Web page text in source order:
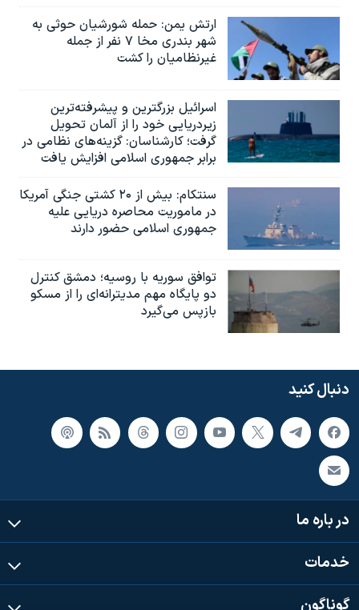
ارتش یمن: حمله شورشیان حوثی به
شهر بندری مخا ۷ نفر از جمله
غیرنظامیان را کشت
اسرائيل بزرگترین و پیشرفته‌ترین
زیردریایی خود را از آلمان تحویل
گرفت؛ کارشناسان: گزینه‌های نظامی در
برابر جمهوری اسلامی افزایش یافت
سنتکام: بیش از ۲۰ کشتی جنگی آمریکا
در ماموریت محاصره دریایی علیه
جمهوری اسلامی حضور دارند
توافق سوریه با روسیه؛ دمشق کنترل
دو پایگاه مهم مدیترانه‌ای را از مسکو
بازپس می‌گیرد
دنبال کنید
در باره ما
خدمات